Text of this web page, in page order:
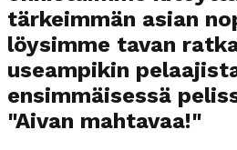
tärkeimmän asian
löysimme tavan
useampikin
ensimmäisessä
"Aivan mahtavaa!"